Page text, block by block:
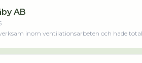
AB
inom ventilationsarbeten och hade
mindre